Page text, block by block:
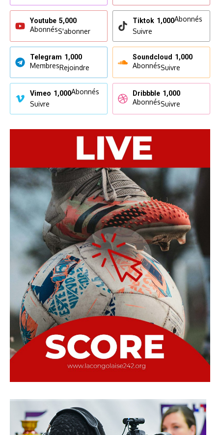
Youtube 5,000
AbonnésS'abonner
Tiktok 1,000Abonnés
Suivre
Telegram 1,000
MembresRejoindre
Soundcloud 1,000
AbonnésSuivre
Vimeo 1,000Abonnés
Suivre
Dribbble 1,000
AbonnésSuivre